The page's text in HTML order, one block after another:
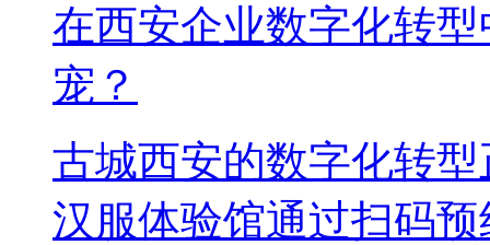
在西安企业数字化转
宠？
古城西安的数字化转
汉服体验馆通过扫码